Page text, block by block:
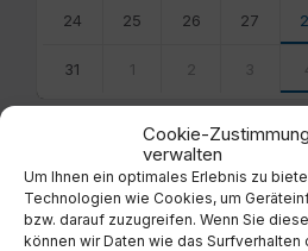
Cookie-Zustimmung
verwalten
Um Ihnen ein optimales Erlebnis zu
Technologien wie Cookies, um
bzw. darauf zuzugreifen. Wenn Sie
können wir Daten wie das
24 25 26 27
31 1 2 3
Back
days
Filter